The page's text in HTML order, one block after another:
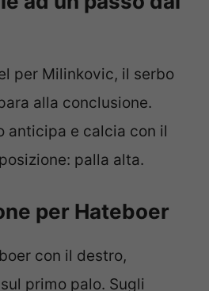
per Milinkovic, il serbo
alla conclusione.
anticipa e calcia con il
palla alta.
per Hateboer
con il destro,
primo palo. Sugli